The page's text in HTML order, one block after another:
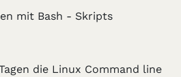
mit Bash - Skripts
die Linux Command line